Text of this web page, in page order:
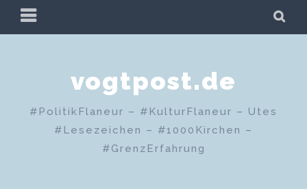
Zum
PRIMÄRES
MENÜ
vogtpost.de
#PolitikFlaneur – #KulturFlaneur – Utes
#Lesezeichen – #1000Kirchen –
#GrenzErfahrung